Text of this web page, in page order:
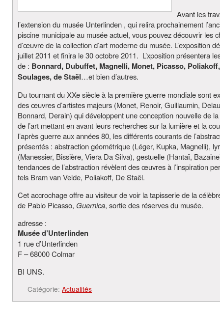
Avant les
l’extension du musée Unterlinden , qui relira prochainement
piscine municipale au musée actuel, vous pouvez découvrir les
d’œuvre de la collection d’art moderne du musée. L’exposition
juillet 2011 et finira le 30 octobre 2011. L’xposition présentera
de : Bonnard, Dubuffet, Magnelli, Monet, Picasso, Poliakoff,
Soulages, de Staël…et bien d’autres.
Du tournant du XXe siècle à la première guerre mondiale sont
des œuvres d’artistes majeurs (Monet, Renoir, Guillaumin,
Bonnard, Derain) qui développent une conception nouvelle de
de l’art mettant en avant leurs recherches sur la lumière et la
l’après guerre aux années 80, les différents courants de
présentés : abstraction géométrique (Léger, Kupka, Magnelli),
(Manessier, Bissière, Viera Da Silva), gestuelle (Hantaï,
tendances de l’abstraction révèlent des œuvres à l’inspiration
tels Bram van Velde, Poliakoff, De Staël.
Cet accrochage offre au visiteur de voir la tapisserie de la
de Pablo Picasso, Guernica, sortie des réserves du musée.
adresse :
Musée d’Unterlinden
1 rue d’Unterlinden
F – 68000 Colmar
BI UNS.
Catégorie: Actualités